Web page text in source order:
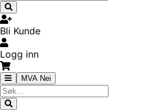
Bli Kunde
Logg inn
MVA Nei